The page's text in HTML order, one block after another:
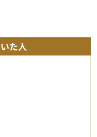
た人